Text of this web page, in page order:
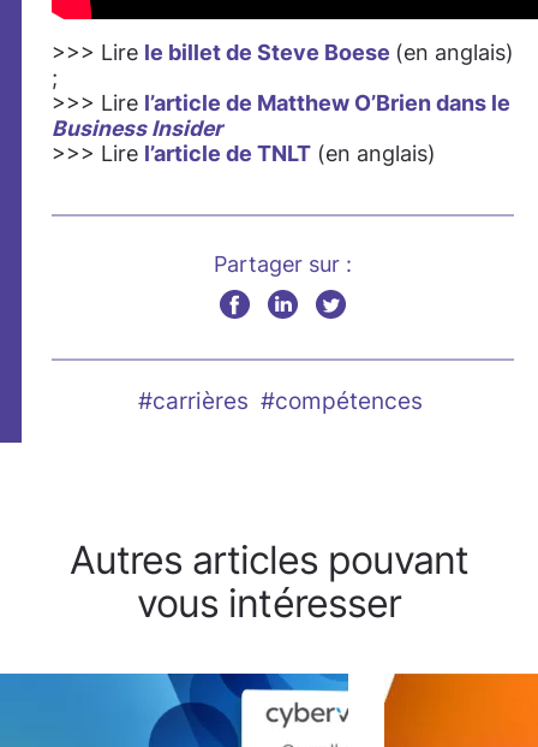
>>> Lire le billet de Steve Boese (en anglais)
;
>>> Lire l’article de Matthew O’Brien dans le
Business Insider
>>> Lire l’article de TNLT (en anglais)
Partager sur :
#carrières #compétences
Autres articles pouvant
vous intéresser